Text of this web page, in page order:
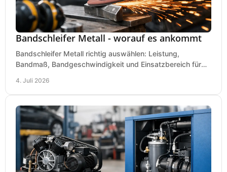
Bandschleifer Metall - worauf es ankommt
Bandschleifer Metall richtig auswählen: Leistung,
Bandmaß, Bandgeschwindigkeit und Einsatzbereich für
4. Juli 2026